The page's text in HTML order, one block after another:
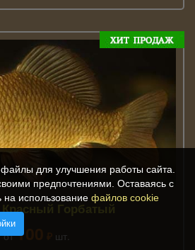
Красный Горбатый
от 100 шт.
для улучшения работы сайта.
предпочтениями. Оставаясь с
использование файлов cookie